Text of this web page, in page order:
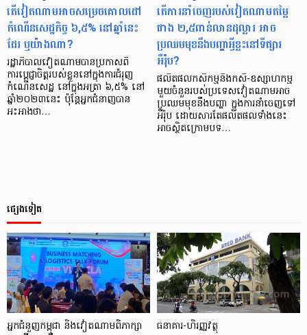
តើវៀតណាមអាចសម្រេចគោលដៅ
កំណើនសេដ្ឋកិច្ច ៦,៥% នៅឆ្នាំនេះ
ដែរ ឬយ៉ាងណា?
រដ្ឋាភិបាលវៀតណាមបានប្រកាសពី
ការប្តេជ្ញាចិត្តរបស់ខ្លួននៅក្នុងការជំរុញ
កំណើនសេដ្ឋ នៅក្នុងអត្រា ៦,៥% នៅ
ឆ្នាំ២០២៣នេះ ប៉ុន្តែអ្នកជំនាញបាន
អះអាងថា…
តើការនាំចេញរបស់វៀតណាមតម្លៃ
ជាង ២,៥ពាន់លានដុល្លារ អាច
ប្រឈមមុខនឹងបញ្ហាអ្វីខ្លះនៅទីផ្សារ
អឺរ៉ុប?
ផលិតផលកសិកម្មនិងកសិ-ឧស្សាហកម្ម
មួយចំនួនរបស់ប្រទេសវៀតណាមអាច
ប្រឈមមុខនឹងបញ្ហា ក្នុងការនាំចេញទៅ
អឺរ៉ុប ដោយសារតែផលិតផលទាំងនេះ
អាចស្ថិតក្រោមបទ…
ផ្សេងទៀត
អ្នកជំនួញកម្ពុជា និងវៀតណាមពិភាក្សា
ធនាគារ​-ហិរញ្ញ​វត្ថុ